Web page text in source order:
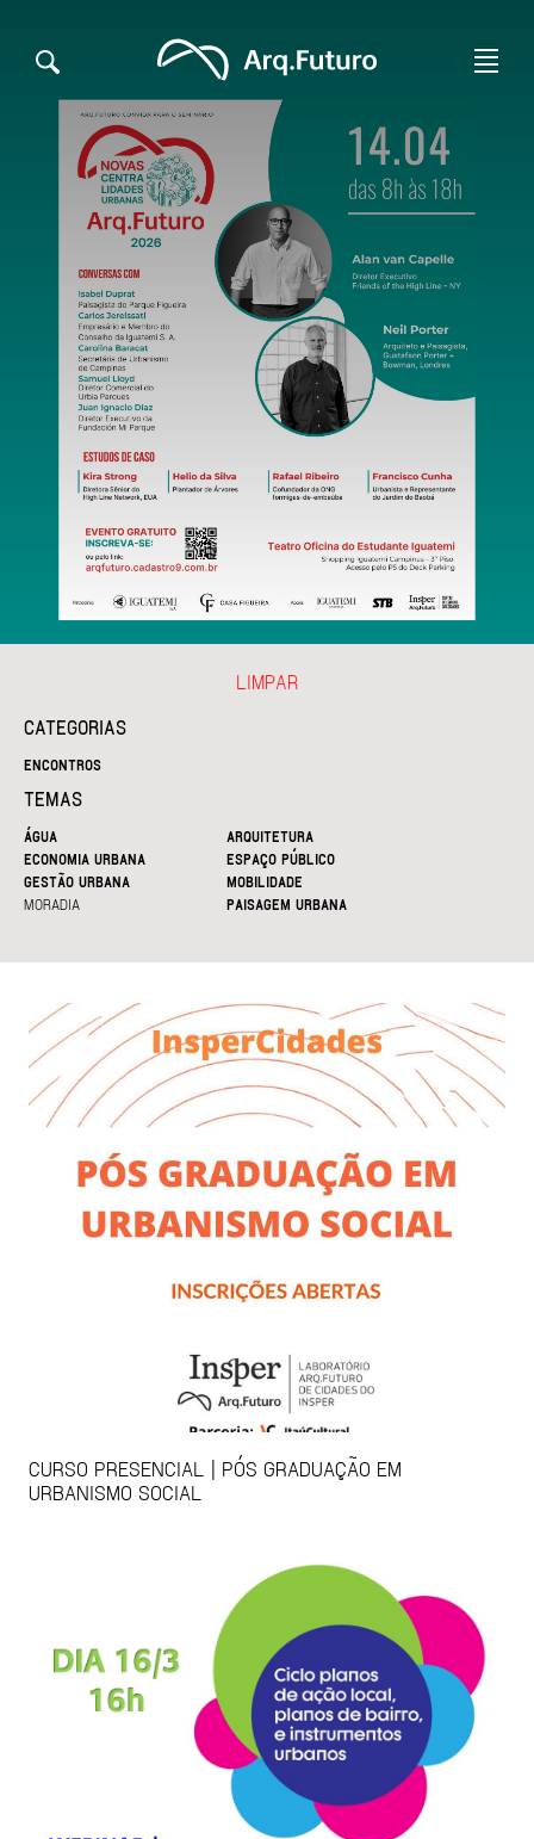
CATEGORIAS
ENCONTROS
TEMAS
ÁGUA
ARQUITETURA
ECONOMIA URBANA
ESPAÇO PÚBLICO
GESTÃO URBANA
MOBILIDADE
MORADIA
PAISAGEM URBANA
LIMPAR
CURSO PRESENCIAL | PÓS GRADUAÇÃO EM
URBANISMO SOCIAL